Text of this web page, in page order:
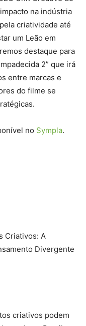
na indústria
criatividade até
um Leão em
destaque para
2” que irá
entre marcas e
do filme se
no Sympla.
Criativos: A
Divergente
criativos podem